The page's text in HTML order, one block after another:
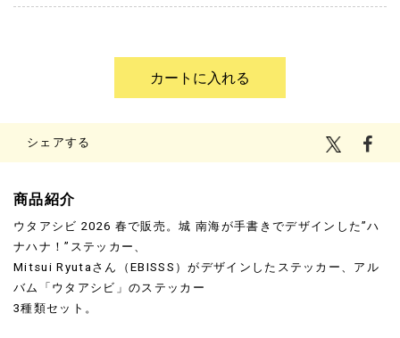
シェアする
商品紹介
ウタアシビ 2026 春で販売。城 南海が手書きでデザインした”ハ
ナハナ！”ステッカー、
Mitsui Ryutaさん（EBISSS）がデザインしたステッカー、アル
バム「ウタアシビ」のステッカー
3種類セット。